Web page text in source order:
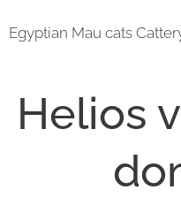
Egyptian Mau cats
Helios